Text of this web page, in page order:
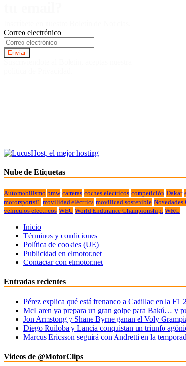
Correo electrónico
Nube de Etiquetas
Automobilismo bmw carreras coches electricos competición Dakar
motorsportsf1 movilidad eléctrica movilidad sostenible Novedades
vehiculos electricos WEC World Endurance Championship. WRC
Inicio
Términos y condiciones
Política de cookies (UE)
Publicidad en elmotor.net
Contactar con elmotor.net
Entradas recientes
Pérez explica qué está frenando a Cadillac en la F1
McLaren ya prepara un gran golpe para Bakú… y
Jon Armstong y Shane Byrne ganan el Voly
Diego Ruiloba y Lancia conquistan un triunfo
Marcus Ericsson seguirá con Andretti en la
Videos de @MotorClips